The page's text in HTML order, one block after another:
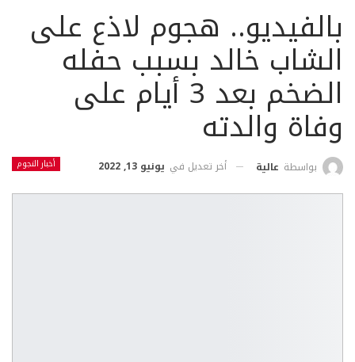
بالفيديو.. هجوم لاذع على
الشاب خالد بسبب حفله
الضخم بعد 3 أيام على
وفاة والدته
أخبار النجوم بواسطة عالية أخر تعديل في يونيو 13, 2022